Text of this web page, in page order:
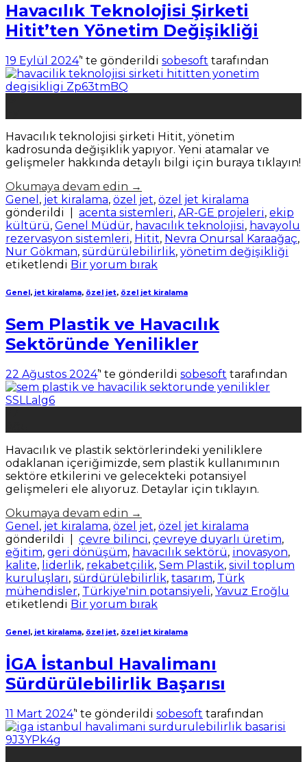
Havacılık Teknolojisi Şirketi
Hitit’ten Yönetim Değişikliği
19 Eylül 2024’' te gönderildi sobesoft tarafından
Havacılık teknolojisi şirketi Hitit, yönetim
kadrosunda değişiklik yapıyor. Yeni atamalar ve
gelişmeler hakkında detaylı bilgi için buraya tıklayın!
Okumaya devam edin →
Genel , jet kiralama, özel jet, özel jet kiralama
gönderildi
acenta sistemleri, AR-GE projeleri, ekip
kültürü, Genel Müdür, havacılık teknolojisi, havayolu
rezervasyon sistemleri, Hitit, Nevra Onursal Karaağaç,
Nur Gökman, sürdürülebilirlik, yönetim değişikliği
etiketlendi Bir yorum bırak
Genel , jet kiralama, özel jet, özel jet kiralama
Sem Plastik ve Havacılık
Sektöründe Yenilikler
22 Ağustos 2024’' te gönderildi sobesoft tarafından
Havacılık ve plastik sektörlerindeki yeniliklere
odaklanan içeriğimizde, sem plastik kullanımının
sektöre etkilerini ve gelecekteki potansiyel
gelişmeleri ele alıyoruz. Detaylar için tıklayın.
Okumaya devam edin →
Genel , jet kiralama, özel jet, özel jet kiralama
gönderildi
çevre bilinci, çevreye duyarlı üretim,
eğitim, geri dönüşüm, havacılık sektörü, inovasyon,
kalite, liderlik, rekabetçilik, Sem Plastik, sivil toplum
kuruluşları, sürdürülebilirlik, tasarım, Türk
mühendisler, Türkiye'nin potansiyeli, Yavuz Eroğlu
etiketlendi Bir yorum bırak
Genel, jet kiralama, özel jet, özel jet kiralama
İGA İstanbul Havalimanı
Sürdürülebilirlik Başarısı
11 Mart 2024’' te gönderildi sobesoft tarafından